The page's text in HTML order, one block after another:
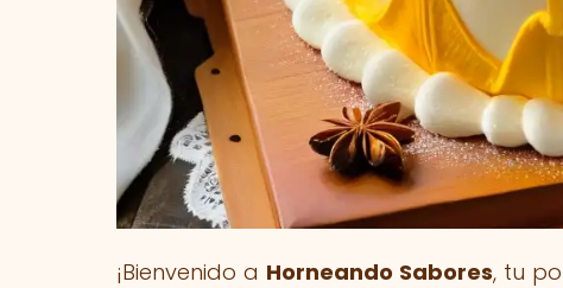
¡Bienvenido a Horneando Sabores, tu